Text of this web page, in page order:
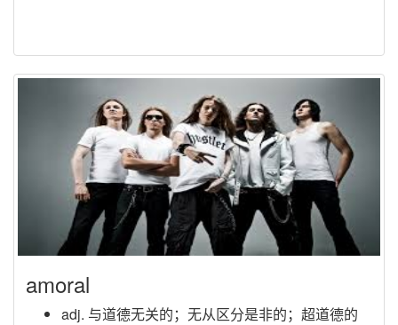
amoral
adj. 与道德无关的；无从区分是非的；超道德的